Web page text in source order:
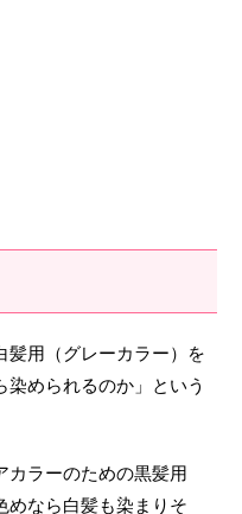
髪用（グレーカラー）を
められるのか」という
カラーのための黒髪用
めなら白髪も染まりそ